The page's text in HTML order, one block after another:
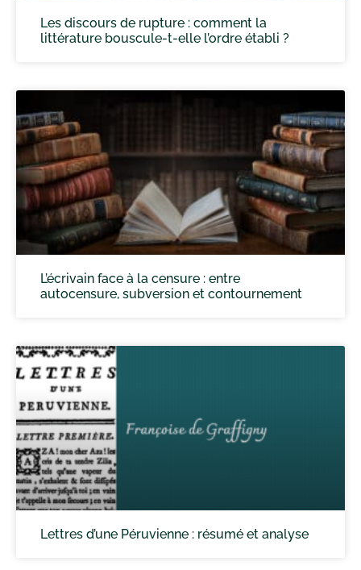
Les discours de rupture : comment la
littérature bouscule-t-elle l’ordre établi ?
L’écrivain face à la censure : entre
autocensure, subversion et contournement
Lettres d’une Péruvienne : résumé et analyse